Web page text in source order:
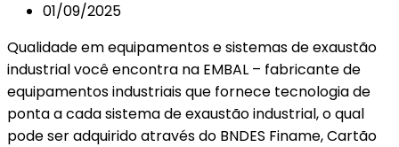
01/09/2025
Qualidade em equipamentos e sistemas de exaustão
industrial você encontra na EMBAL – fabricante de
equipamentos industriais que fornece tecnologia de
ponta a cada sistema de exaustão industrial, o qual
pode ser adquirido através do BNDES Finame, Cartão